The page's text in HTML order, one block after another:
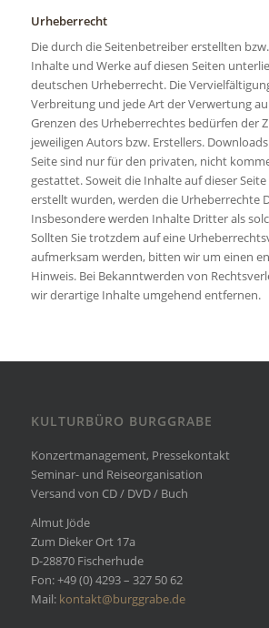
Urheberrecht
Die durch die Seitenbetreiber erstellten
Inhalte und Werke auf diesen Seiten
deutschen Urheberrecht. Die
Verbreitung und jede Art der Verwertung
Grenzen des Urheberrechtes bedürfen der
jeweiligen Autors bzw. Erstellers.
Seite sind nur für den privaten, nicht
gestattet. Soweit die Inhalte auf dieser
erstellt wurden, werden die Urheberrechte
Insbesondere werden Inhalte Dritter als
Sollten Sie trotzdem auf eine
aufmerksam werden, bitten wir um einen
Hinweis. Bei Bekanntwerden von
wir derartige Inhalte umgehend entfernen.
KULTURBÜRO BURGGRABE
Konzertmanagement, Pressekontakt
Seminar- und Reiseorganisation
Versand von CD / DVD / Buch
Almut Jöde
Zum Dieker Ort 17a
D-28870 Fischerhude
Fon: +49 (0) 4293 – 327 50 62
Mail: kontakt@burggrabe.de